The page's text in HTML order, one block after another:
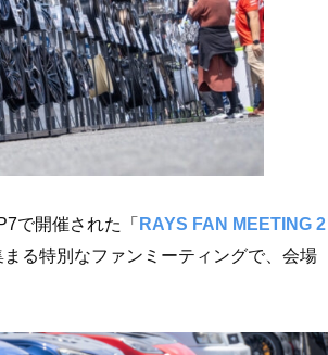
で開催された「RAYS FAN MEETING 2
る特別なファンミーティングで、会場